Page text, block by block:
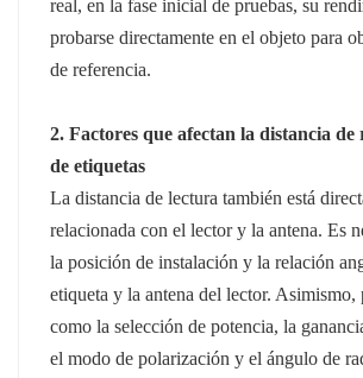
real, en la fase inicial de pruebas, su
probarse directamente en el objeto para
de referencia.
2. Factores que afectan la distancia de
de etiquetas
La distancia de lectura también está
relacionada con el lector y la antena. Es
la posición de instalación y la relación
etiqueta y la antena del lector. Asimismo,
como la selección de potencia, la
el modo de polarización y el ángulo de